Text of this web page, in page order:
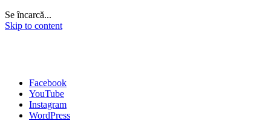
Se încarcă...
Skip to content
Facebook
YouTube
Instagram
WordPress